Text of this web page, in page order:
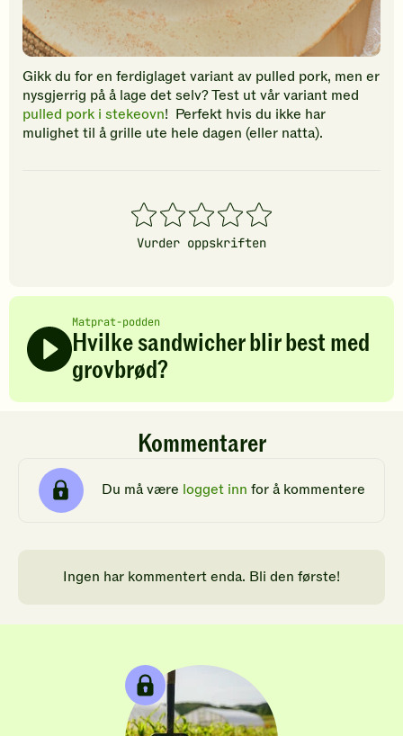
Gikk du for en ferdiglaget variant av pulled pork, men er
nysgjerrig på å lage det selv? Test ut vår variant med
pulled pork i stekeovn! Perfekt hvis du ikke har
mulighet til å grille ute hele dagen (eller natta).
1
stjerner
2
stjerner
3
stjerner
4
stjerner
5
stjerner
Vurder oppskriften
Matprat-podden
Hvilke sandwicher blir best med
grovbrød?
Kommentarer
Du må være logget inn for å kommentere
Ingen har kommentert enda. Bli den første!